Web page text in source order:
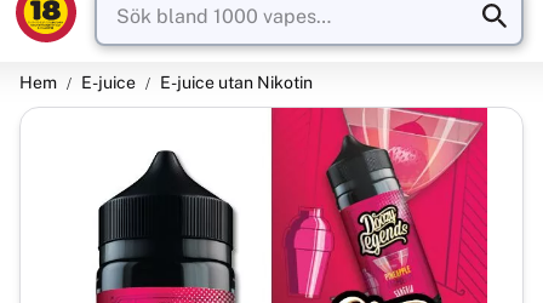
Hem E-juice E-juice utan Nikotin